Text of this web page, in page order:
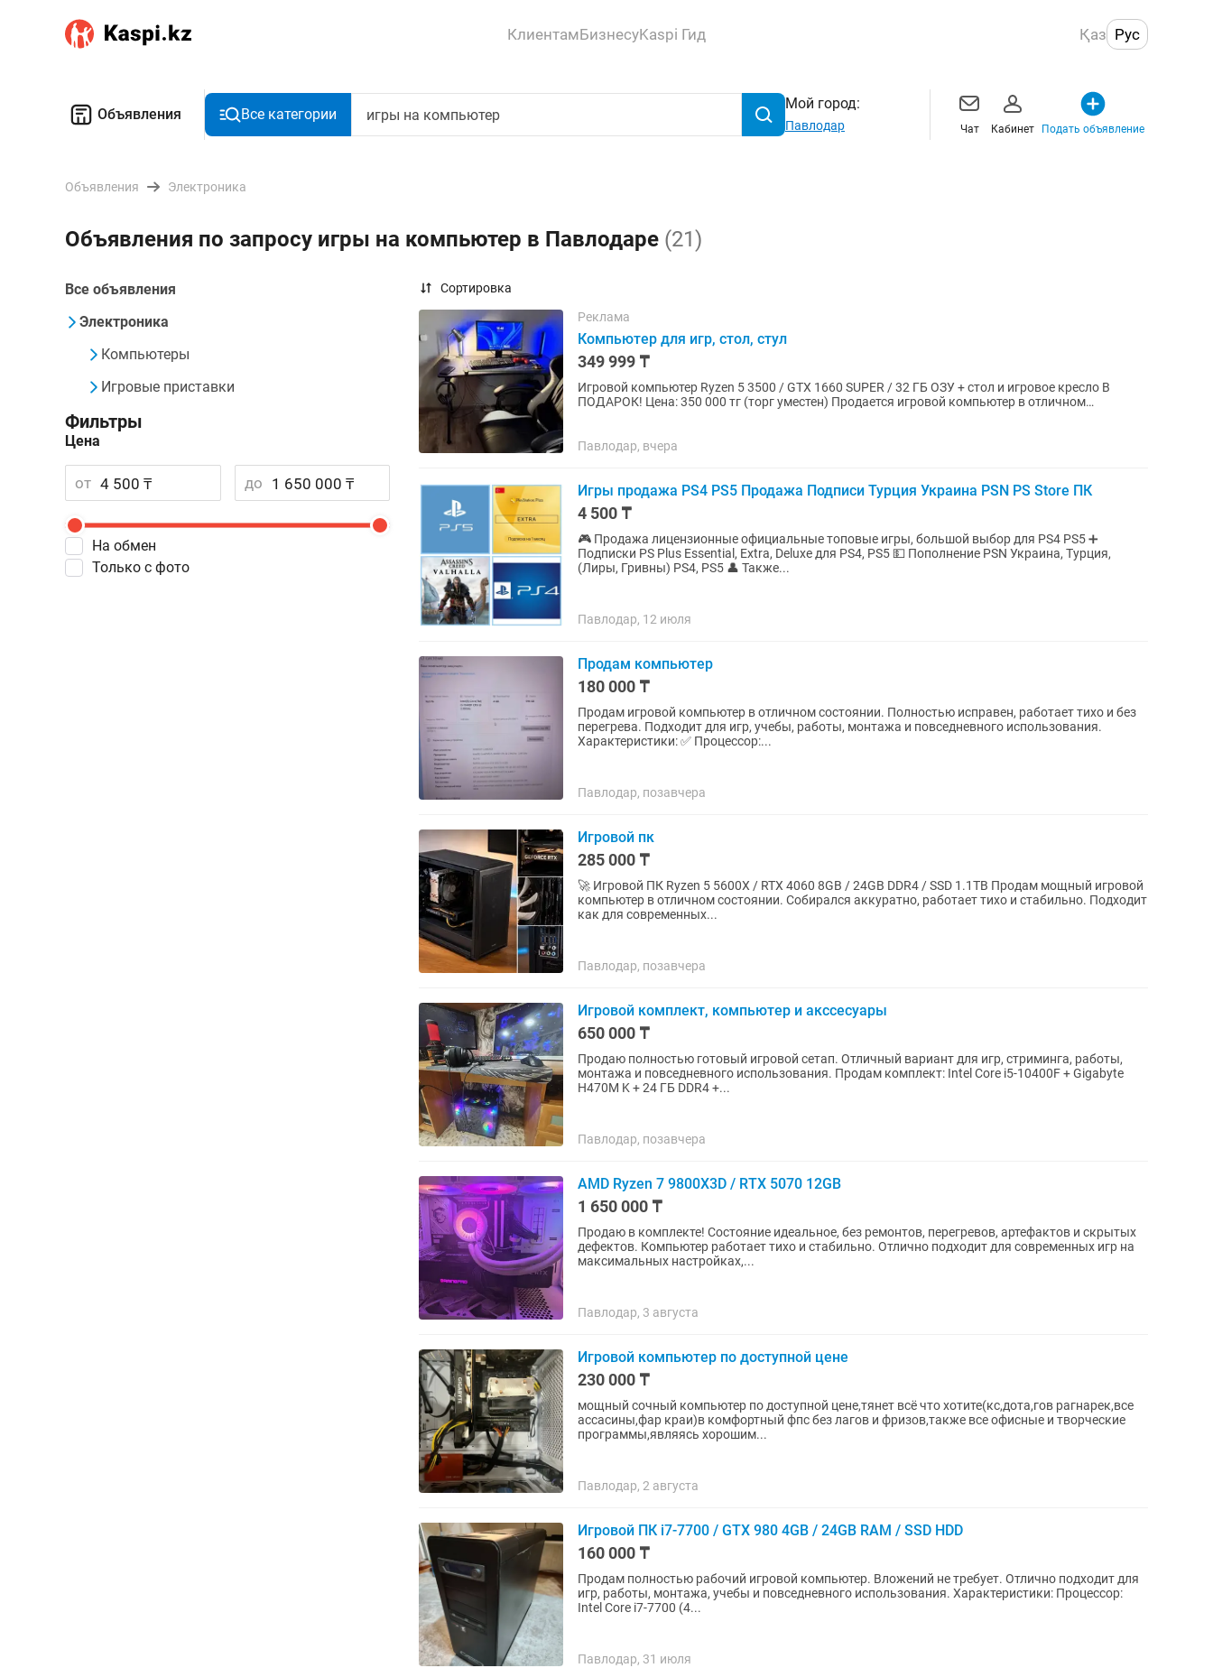
КлиентамБизнесуKaspi Гид Қаз Рус
Объявления Все категории
Мой город:
Павлодар Чат Кабинет Подать объявление
Объявления Электроника
Объявления по запросу игры на компьютер в Павлодаре (21)
Все объявления
Электроника
Компьютеры
Игровые приставки
Фильтры
Цена
от до
На обмен
Только с фото
Сортировка
Реклама
Компьютер для игр, стол, стул
349 999 ₸
Игровой компьютер Ryzen 5 3500 / GTX 1660 SUPER / 32 ГБ ОЗУ + стол и игровое кресло В
ПОДАРОК! Цена: 350 000 тг (торг уместен) Продается игровой компьютер в отличном
Павлодар, вчера
Игры продажа PS4 PS5 Продажа Подписи Турция Украина PSN PS Store ПК
4 500 ₸
🎮 Продажа лицензионные официальные топовые игры, большой выбор для PS4 PS5 ➕
Подписки PS Plus Essential, Extra, Deluxe для PS4, PS5 💵 Пополнение PSN Украина, Турция,
(Лиры, Гривны) PS4, PS5 👤 Также...
Павлодар, 12 июля
Продам компьютер
180 000 ₸
Продам игровой компьютер в отличном состоянии. Полностью исправен, работает тихо и без
перегрева. Подходит для игр, учебы, работы, монтажа и повседневного использования.
Характеристики: ✅ Процессор:...
Павлодар, позавчера
Игровой пк
285 000 ₸
🚀 Игровой ПК Ryzen 5 5600X / RTX 4060 8GB / 24GB DDR4 / SSD 1.1TB Продам мощный игровой
компьютер в отличном состоянии. Собирался аккуратно, работает тихо и стабильно. Подходит
как для современных...
Павлодар, позавчера
Игровой комплект, компьютер и акссесуары
650 000 ₸
Продаю полностью готовый игровой сетап. Отличный вариант для игр, стриминга, работы,
монтажа и повседневного использования. Продам комплект: Intel Core i5-10400F + Gigabyte
H470M K + 24 ГБ DDR4 +...
Павлодар, позавчера
AMD Ryzen 7 9800X3D / RTX 5070 12GB
1 650 000 ₸
Продаю в комплекте! Состояние идеальное, без ремонтов, перегревов, артефактов и скрытых
дефектов. Компьютер работает тихо и стабильно. Отлично подходит для современных игр на
максимальных настройках,...
Павлодар, 3 августа
Игровой компьютер по доступной цене
230 000 ₸
мощный сочный компьютер по доступной цене,тянет всё что хотите(кс,дота,гов рагнарек,все
ассасины,фар краи)в комфортный фпс без лагов и фризов,также все офисные и творческие
программы,являясь хорошим...
Павлодар, 2 августа
Игровой ПК i7-7700 / GTX 980 4GB / 24GB RAM / SSD HDD
160 000 ₸
Продам полностью рабочий игровой компьютер. Вложений не требует. Отлично подходит для
игр, работы, монтажа, учебы и повседневного использования. Характеристики: Процессор:
Intel Core i7-7700 (4...
Павлодар, 31 июля